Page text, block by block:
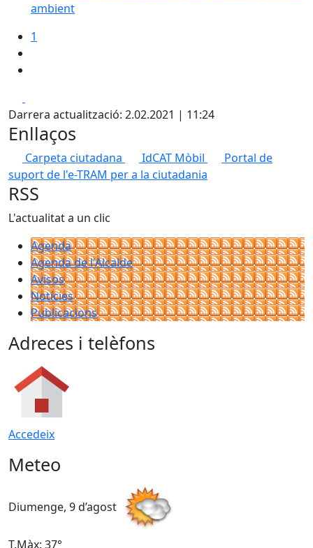
ambient
1
Darrera actualització: 2.02.2021 | 11:24
Enllaços
Carpeta ciutadana IdCAT Mòbil
Portal de
suport de l'e-TRAM per a la ciutadania
RSS
L'actualitat a un clic
Agenda
Agenda de l'Alcalde
Avisos
Notícies
Publicacions
Adreces i telèfons
Accedeix
Meteo
Diumenge, 9 d’agost
T.Màx: 37°